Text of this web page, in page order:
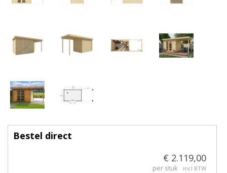
Bestel direct
€ 2.119,00
per stuk incl BTW